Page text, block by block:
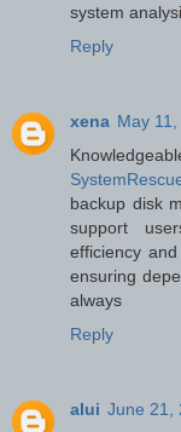
system
Reply
xena May
backup disk
support
efficiency
ensuring
always
Reply
alui June 21,